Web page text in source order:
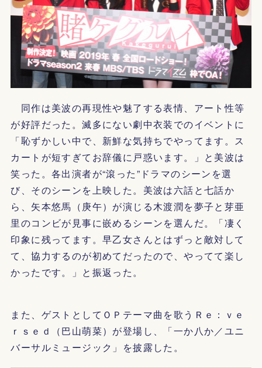
同作は美波の再現性や魅了する表情、アート性等
が好評だった。滅多にない劇中衣装でのイベントに
「恥ずかしい中で、新鮮な気持ちでやってます。ス
カートが短すぎてお辞儀に戸惑います。」と美波は
笑った。各出演者が“滾った”ドラマのシーンを選
び、そのシーンを上映した。美波は六話と七話か
ら、矢本悠馬（庚午）が演じる木渡潤を夢子と芽亜
里のコンビが見事に嵌めるシーンを選んだ。「凄く
印象に残ってます。早乙女さんとはずっと敵対して
て、協力するのが初めてだったので、やってて楽し
かったです。」と振返った。
また、ゲストとしてＯＰテーマ曲を歌うＲｅ：ｖｅ
ｒｓｅｄ（巴山萌菜）が登場し、「一か八か／ユニ
バーサルミュージック」を披露した。